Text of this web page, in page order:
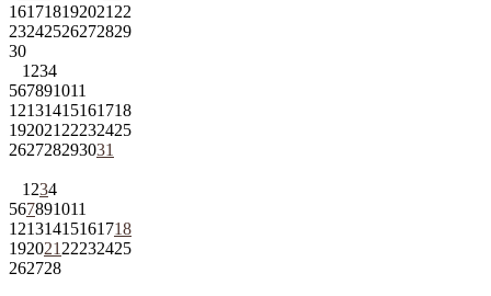
161718192021 22
23242526272829
30
1 234
567891011
12131415161718
192021 22232425
262728293031
1 234
567891011
12131415161718
192021 22232425
262728